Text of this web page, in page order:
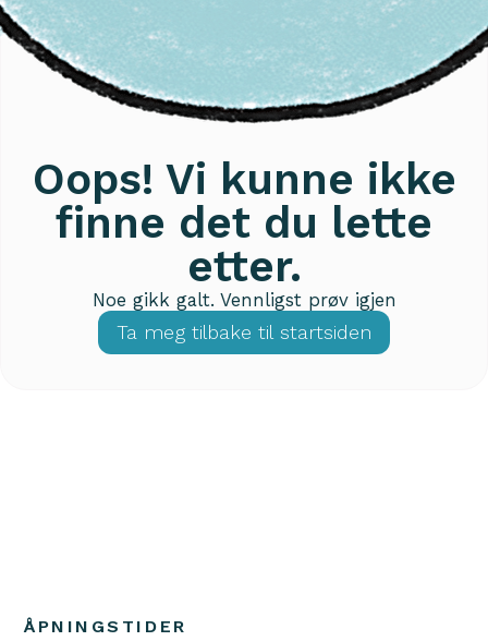
Oops! Vi kunne ikke
finne det du lette
etter.
Noe gikk galt. Vennligst prøv igjen
Ta meg tilbake til startsiden
ÅPNINGSTIDER